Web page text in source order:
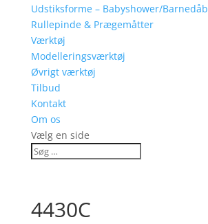
Udstiksforme – Babyshower/Barnedåb
Rullepinde & Prægemåtter
Værktøj
Modelleringsværktøj
Øvrigt værktøj
Tilbud
Kontakt
Om os
Vælg en side
4430C